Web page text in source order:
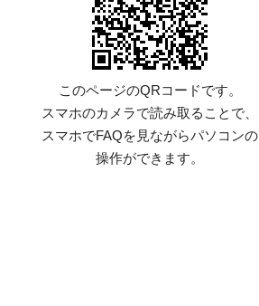
このページのQRコードです。
スマホのカメラで読み取ることで、
スマホでFAQを見ながらパソコンの
操作ができます。